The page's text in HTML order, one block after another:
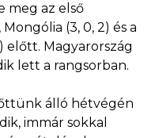
meg az első
(3, 0, 2) és a
előtt. Magyarország
lett a rangsorban.
álló hétvégén
immár sokkal